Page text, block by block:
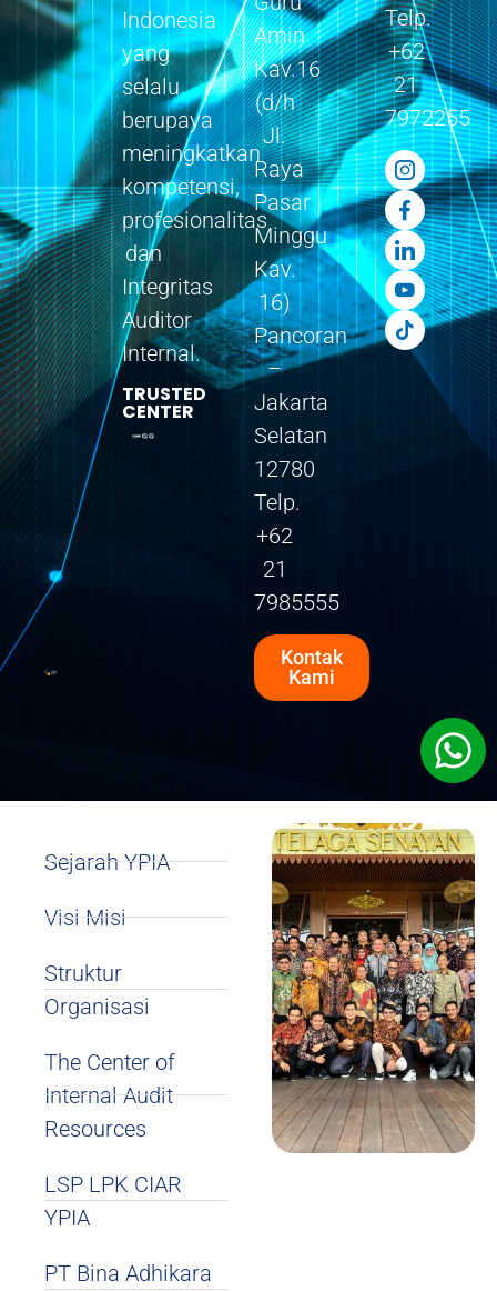
Indonesia
yang
selalu
berupaya
meningkatkan
kompetensi,
profesionalitas
dan
Integritas
Auditor
Internal.
TRUSTED
CENTER
Amin
Kav.16
(d/h
Jl.
Raya
Pasar
Minggu
Kav.
16)
Pancoran
–
Jakarta
Selatan
12780
Telp.
+62
21
7985555
Kontak
Kami
Telp.
+62
21
7972255
Sejarah YPIA
Visi Misi
Struktur
Organisasi
The Center of
Internal Audit
Resources
LSP LPK CIAR
YPIA
PT Bina Adhikara